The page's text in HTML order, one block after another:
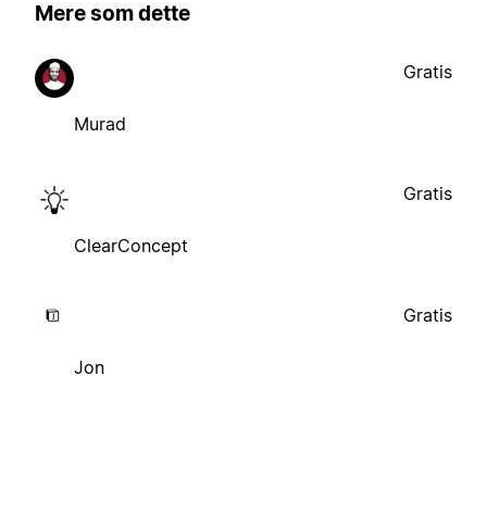
Mere som dette
Murad
Gratis
ClearConcept
Gratis
Jon
Gratis